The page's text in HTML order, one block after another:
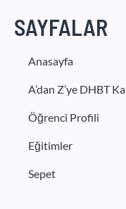
SAYFALAR
Anasayfa
A’dan Z’ye DHBT
Öğrenci Profili
Eğitimler
Sepet